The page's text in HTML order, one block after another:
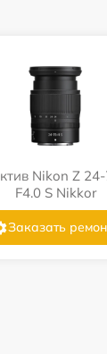
Nikon Z
F4.0 S Nikkor
Заказать